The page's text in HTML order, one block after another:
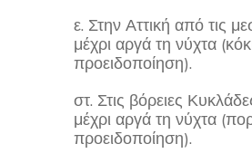
ε. Στην Αττική από τις
μέχρι αργά τη νύχτα
προειδοποίηση).
στ. Στις βόρειες
μέχρι αργά τη νύχτα
προειδοποίηση).